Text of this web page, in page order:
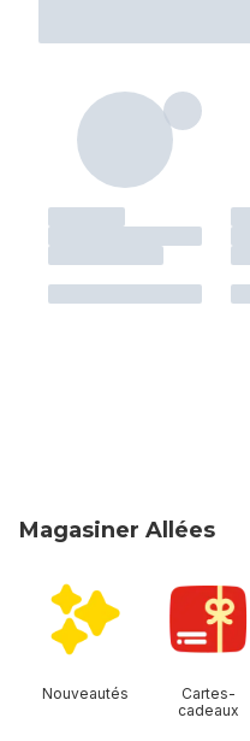
Magasiner Allées
Nouveautés
Cartes-
cadeaux